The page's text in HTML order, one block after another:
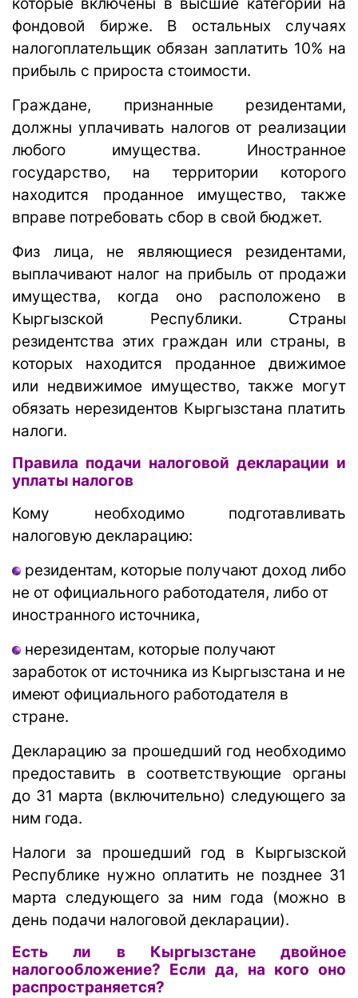
фондовой бирже. В остальных случаях
налогоплательщик обязан заплатить 10% на
прибыль с прироста стоимости.
Граждане, признанные резидентами,
должны уплачивать налогов от реализации
любого имущества. Иностранное
государство, на территории которого
находится проданное имущество, также
вправе потребовать сбор в свой бюджет.
Физ лица, не являющиеся резидентами,
выплачивают налог на прибыль от продажи
имущества, когда оно расположено в
Кыргызской Республики. Страны
резидентства этих граждан или страны, в
которых находится проданное движимое
или недвижимое имущество, также могут
обязать нерезидентов Кыргызстана платить
налоги.
Правила подачи налоговой декларации и
уплаты налогов
Кому необходимо подготавливать
налоговую декларацию:
резидентам, которые получают доход либо
не от официального работодателя, либо от
иностранного источника,
нерезидентам, которые получают
заработок от источника из Кыргызстана и не
имеют официального работодателя в
стране.
Декларацию за прошедший год необходимо
предоставить в соответствующие органы
до 31 марта (включительно) следующего за
ним года.
Налоги за прошедший год в Кыргызской
Республике нужно оплатить не позднее 31
марта следующего за ним года (можно в
день подачи налоговой декларации).
Есть ли в Кыргызстане двойное
налогообложение? Если да, на кого оно
распространяется?